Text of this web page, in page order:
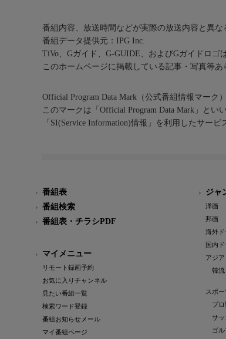
番組内容、放送時間などが実際の放送内容と異な
番組データ提供元：IPG Inc.
TiVo、Gガイド、G-GUIDE、およびGガイドロゴ
このホームページに掲載している記事・写真等
Official Program Data Mark（公式番組情報マーク）
このマークは「Official Program Data Mark」とい
「SI(Service Information)情報」を利用したサー
番組表
番組検索
番組表・チラシPDF
マイメニュー
リモート録画予約
お気に入りチャンネル
見たい番組一覧
検索ワード登録
番組お知らせメール
マイ番組ページ
ジャ
洋画
邦画
海外ド
国内
アジ
韓流
スポー
プ
サッ
ゴル